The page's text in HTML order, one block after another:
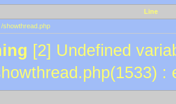
Line
/showthread.php
[2] Undefined
: